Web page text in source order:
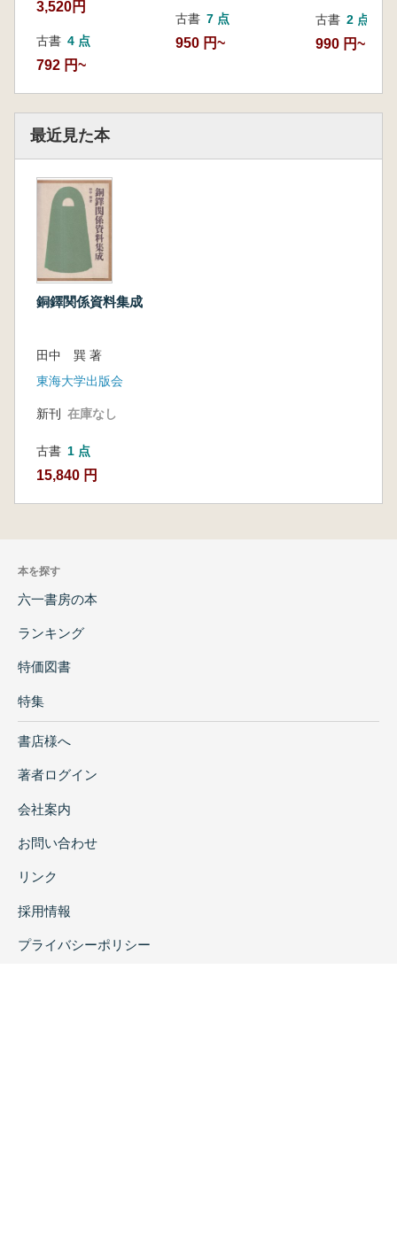
3,520円
古書 4 点
792 円~
古書 7 点
950 円~
古書 2 点
990 円~
最近見た本
銅鐸関係資料集成
田中 巽 著
東海大学出版会
新刊 在庫なし
古書 1 点
15,840 円
本を探す
六一書房の本
ランキング
特価図書
特集
書店様へ
著者ログイン
会社案内
お問い合わせ
リンク
採用情報
プライバシーポリシー